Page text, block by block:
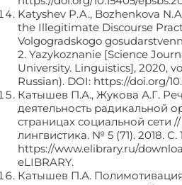
Katyshev P.A., Bozhenkova
the Illegitimate Discourse
Volgogradskogo
2. Yazykoznanie [Science
University. Linguistics], 2020,
Russian). DOI: https://doi.org/
Катышев П.А., Жукова А.Г.
деятельность радикальной
страницах социальной сети
лингвистика. № 5 (71). 2018. С.
https://www.elibrary.ru/
eLIBRARY.
Катышев П.А.